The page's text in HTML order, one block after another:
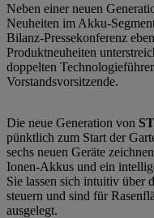
Neben einer neuen
Neuheiten im Akku-
Bilanz-Pressekonferenz
Produktneuheiten
doppelten
Vorstandsvorsitzende.
Die neue Generation von
pünktlich zum Start der
sechs neuen Geräte
Ionen-Akkus und ein
Sie lassen sich intuitiv
steuern und sind für
ausgelegt.